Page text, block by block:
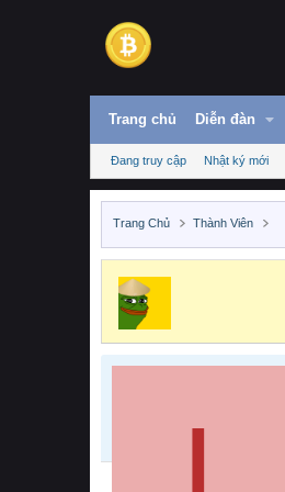
Trang chủ Diễn đàn
Đang truy cập Nhật ký mới
Trang Chủ Thành Viên